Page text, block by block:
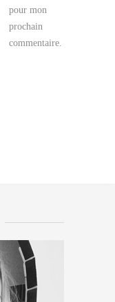
pour mon
prochain
commentaire.